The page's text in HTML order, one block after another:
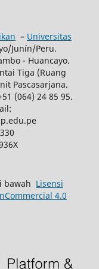
– Universitas
Junín/Peru.
- Huancayo.
Tiga (Ruang
Pascasarjana.
(064) 24 85 95.
bawah Lisensi
4.0